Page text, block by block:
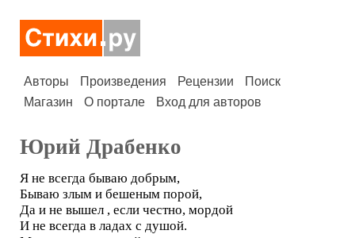
Авторы Произведения Рецензии
Поиск
Магазин
О портале Вход для авторов
Юрий Драбенко
Я не всегда бываю добрым,
Бываю злым и бешеным порой,
Да и не вышел , если честно, мордой
И не всегда в ладах с душой.